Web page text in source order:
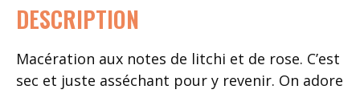
DESCRIPTION
Macération aux notes de litchi et de rose. C’est
sec et juste asséchant pour y revenir. On adore